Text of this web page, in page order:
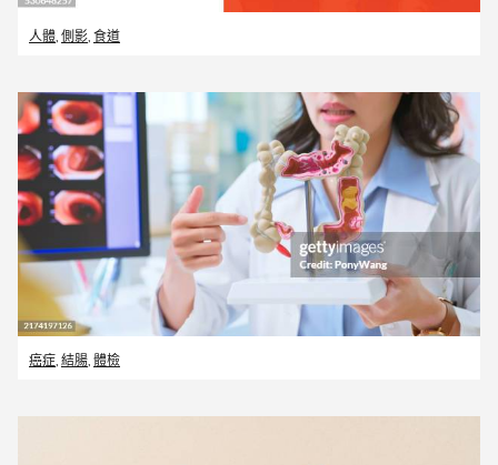
人體, 側影, 食道
癌症 結腸 體檢